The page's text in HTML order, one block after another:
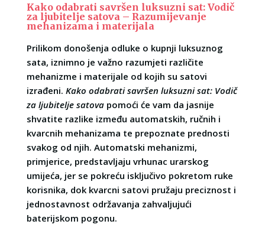
Kako odabrati savršen luksuzni sat: Vodič
za ljubitelje satova – Razumijevanje
mehanizama i materijala
Prilikom donošenja odluke o kupnji luksuznog
sata, iznimno je važno razumjeti različite
mehanizme i materijale od kojih su satovi
izrađeni. Kako odabrati savršen luksuzni sat: Vodič
za ljubitelje satovapomoći će vam da jasnije
shvatite razlike između automatskih, ručnih i
kvarcnih mehanizama te prepoznate prednosti
svakog od njih. Automatski mehanizmi,
primjerice, predstavljaju vrhunac urarskog
umijeća, jer se pokreću isključivo pokretom ruke
korisnika, dok kvarcni satovi pružaju preciznost i
jednostavnost održavanja zahvaljujući
baterijskom pogonu.